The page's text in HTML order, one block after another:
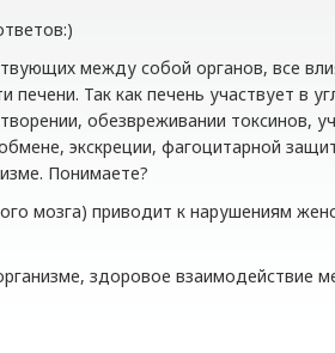
между собой органов, все
Так как печень участвует в
обезвреживании токсинов,
экскреции, фагоцитарной
Понимаете?
мозга) приводит к нарушениям
здоровое взаимодействие